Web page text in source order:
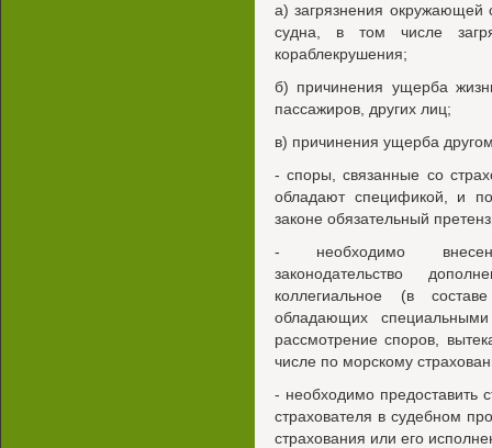
а) загрязнения
судна, в том числе
кораблекрушения;
б) причинения ущерба
пассажиров, других лиц;
в) причинения ущерба
- споры, связанные со
обладают спецификой, и
законе обязательный
- необходимо
законодательство
коллегиальное (в
обладающих
рассмотрение споров,
числе по морскому
- необходимо предоставить
страхователя в судебном
страхования или его